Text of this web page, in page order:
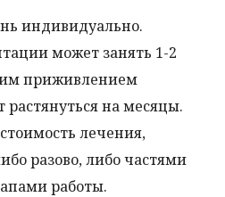
индивидуально.
может занять 1-2
приживлением
на месяцы.
лечения,
разово, либо частями
работы.